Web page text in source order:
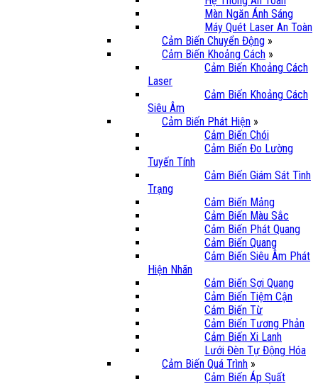
Màn Ngăn Ánh Sáng
Máy Quét Laser An Toàn
Cảm Biến Chuyển Động »
Cảm Biến Khoảng Cách »
Cảm Biến Khoảng Cách
Laser
Cảm Biến Khoảng Cách
Siêu Âm
Cảm Biến Phát Hiện »
Cảm Biến Chói
Cảm Biến Đo Lường
Tuyến Tính
Cảm Biến Giám Sát Tình
Trạng
Cảm Biến Mảng
Cảm Biến Màu Sắc
Cảm Biến Phát Quang
Cảm Biến Quang
Cảm Biến Siêu Âm Phát
Hiện Nhãn
Cảm Biến Sợi Quang
Cảm Biến Tiệm Cận
Cảm Biến Từ
Cảm Biến Tương Phản
Cảm Biến Xi Lanh
Lưới Đèn Tự Động Hóa
Cảm Biến Quá Trình »
Cảm Biến Áp Suất